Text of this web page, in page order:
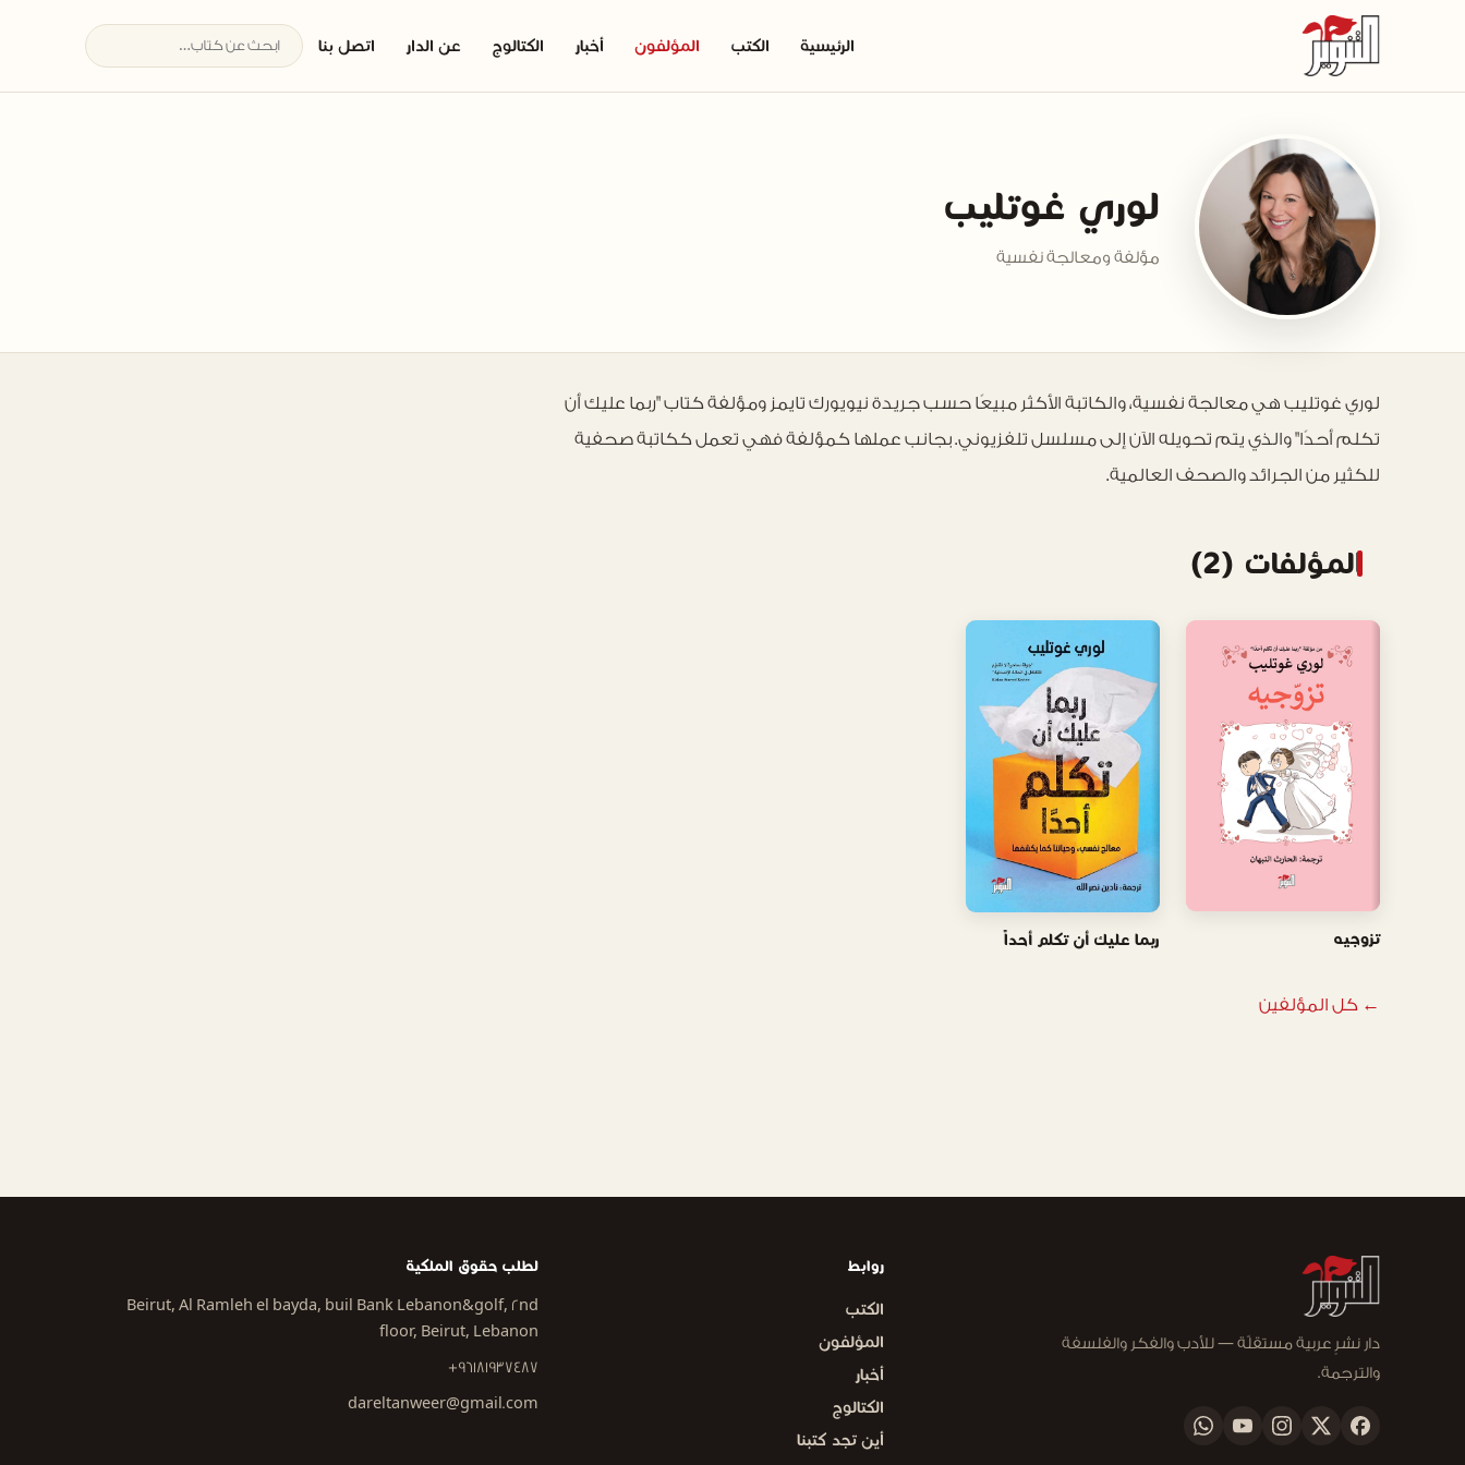
الرئيسية الكتب المؤلفون أخبار الكتالوج عن الدار اتصل بنا
لوري غوتليب
مؤلفة ومعالجة نفسية
لوري غوتليب هي معالجة نفسية، والكاتبة الأكثر مبيعًا حسب جريدة نيويورك تايمز ومؤلفة كتاب "ربما عليك أن
تكلم أحدًا" والذي يتم تحويله الآن إلى مسلسل تلفزيوني. بجانب عملها كمؤلفة فهي تعمل ككاتبة صحفية
للكثير من الجرائد والصحف العالمية.
المؤلفات (2)
تزوجيه ربما عليك أن تكلم أحداً
← كل المؤلفين
دار نشرٍ عربية مستقلّة — للأدب والفكر والفلسفة
والترجمة.
روابط
الكتب
المؤلفون
أخبار
الكتالوج
أين تجد كتبنا
لطلب حقوق الملكية
Beirut, Al Ramleh el bayda, buil Bank Lebanon&golf, 2nd
floor, Beirut, Lebanon
+96181937487
dareltanweer@gmail.com